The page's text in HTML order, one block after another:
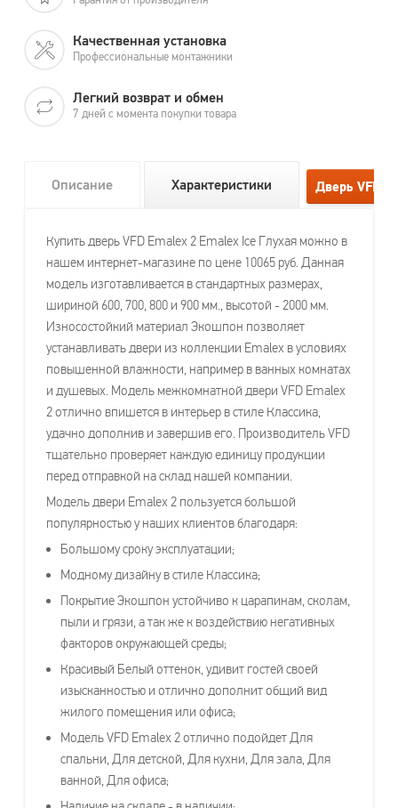
Качественная установка
Профессиональные монтажники
Легкий возврат и обмен
7 дней с момента покупки товара
Описание Характеристики
Купить дверь VFD Emalex 2 Emalex Ice Глухая можно в
нашем интернет-магазине по цене 10065 руб. Данная
модель изготавливается в стандартных размерах,
шириной 600, 700, 800 и 900 мм., высотой - 2000 мм.
Износостойкий материал Экошпон позволяет
устанавливать двери из коллекции Emalex в условиях
повышенной влажности, например в ванных комнатах
и душевых. Модель межкомнатной двери VFD Emalex
2 отлично впишется в интерьер в стиле Классика,
удачно дополнив и завершив его. Производитель VFD
тщательно проверяет каждую единицу продукции
перед отправкой на склад нашей компании.
Модель двери Emalex 2 пользуется большой
популярностью у наших клиентов благодаря:
Большому сроку эксплуатации;
Модному дизайну в стиле Классика;
Покрытие Экошпон устойчиво к царапинам, сколам,
пыли и грязи, а так же к воздействию негативных
факторов окружающей среды;
Красивый Белый оттенок, удивит гостей своей
изысканностью и отлично дополнит общий вид
жилого помещения или офиса;
Модель VFD Emalex 2 отлично подойдет Для
спальни, Для детской, Для кухни, Для зала, Для
ванной, Для офиса;